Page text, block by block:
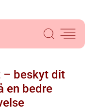
beskyt dit
en bedre